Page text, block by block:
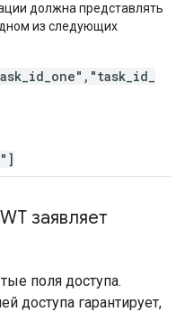
должна представлять
из следующих
id one" , "task id
заявляет
поля доступа.
доступа гарантирует,